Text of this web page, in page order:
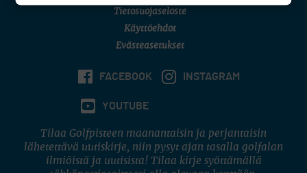
Tietosuojaseloste
Käyttöehdot
Evästeasetukset
FACEBOOK INSTAGRAM
YOUTUBE
Tilaa Golfpisteen maanantaisin ja perjantaisin
lähetettävä uutiskirje, niin pysyt ajan tasalla golfalan
ilmiöistä ja uutisista! Tilaa kirje syöttämällä